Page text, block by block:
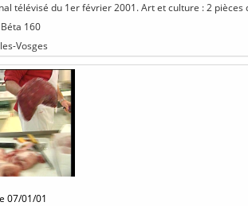
télévisé du 1er février 2001. Art et culture : 2
160
Vosges
07/01/01